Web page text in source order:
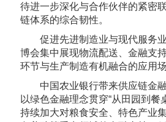
待进一步深化与合作伙伴的紧密
链体系的综合韧性。
促进先进制造业与现代服务业
博会集中展现物流配送、金融支
环节与生产制造有机融合的应用场
中国农业银行带来供应链金融
以绿色金融理念贯穿“从田园到餐
持续加大对粮食安全、特色产业